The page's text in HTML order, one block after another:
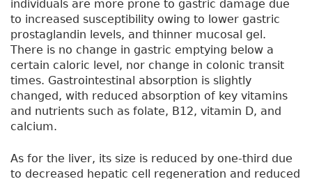
individuals are more prone to gastric damage due
to increased susceptibility owing to lower gastric
prostaglandin levels, and thinner mucosal gel.
There is no change in gastric emptying below a
certain caloric level, nor change in colonic transit
times. Gastrointestinal absorption is slightly
changed, with reduced absorption of key vitamins
and nutrients such as folate, B12, vitamin D, and
calcium.
As for the liver, its size is reduced by one-third due
to decreased hepatic cell regeneration and reduced